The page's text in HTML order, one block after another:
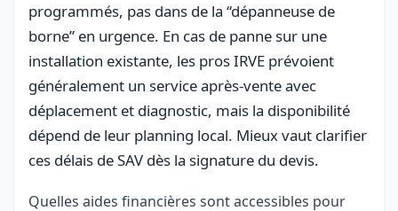
programmés, pas dans de la “dépanneuse de
borne” en urgence. En cas de panne sur une
installation existante, les pros IRVE prévoient
généralement un service après-vente avec
déplacement et diagnostic, mais la disponibilité
dépend de leur planning local. Mieux vaut clarifier
ces délais de SAV dès la signature du devis.
Quelles aides financières sont accessibles pour